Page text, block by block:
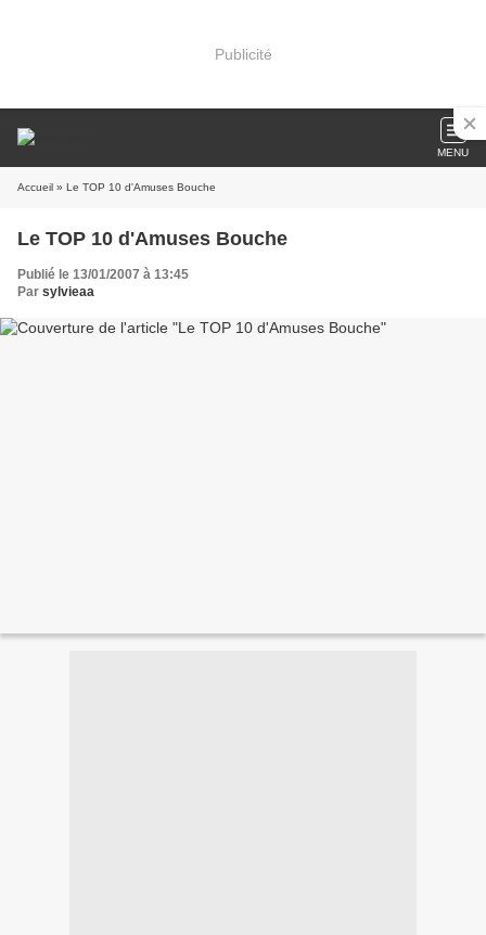
Publicité
MENU
Accueil » Le TOP 10 d'Amuses Bouche
Le TOP 10 d'Amuses Bouche
Publié le 13/01/2007 à 13:45
Par sylvieaa